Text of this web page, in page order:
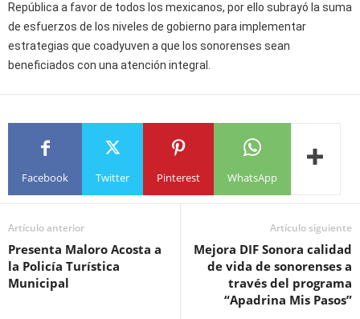
República a favor de todos los mexicanos, por ello subrayó la suma
de esfuerzos de los niveles de gobierno para implementar
estrategias que coadyuven a que los sonorenses sean
beneficiados con una atención integral.
Facebook Twitter Pinterest WhatsApp
Artículo anterior
Presenta Maloro Acosta a
la Policía Turística
Municipal
Artículo siguiente
Mejora DIF Sonora calidad
de vida de sonorenses a
través del programa
“Apadrina Mis Pasos”